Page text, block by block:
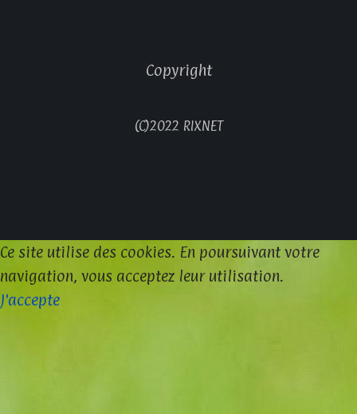
Copyright
(C)2022 RIXNET
Ce site utilise des cookies. En poursuivant votre
navigation, vous acceptez leur utilisation.
J'accepte